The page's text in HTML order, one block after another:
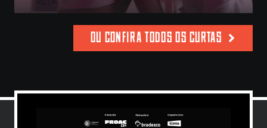
OU CONFIRA TODOS OS CURTAS